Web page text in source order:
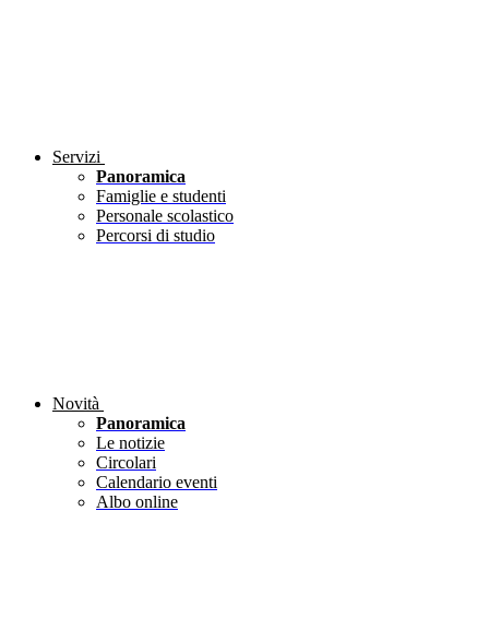
Servizi
Panoramica
Famiglie e studenti
Personale scolastico
Percorsi di studio
Novità
Panoramica
Le notizie
Circolari
Calendario eventi
Albo online